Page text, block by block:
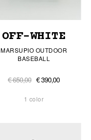
OFF-WHITE
MARSUPIO OUTDOOR
BASEBALL
€ 650,00 € 390,00
1 color